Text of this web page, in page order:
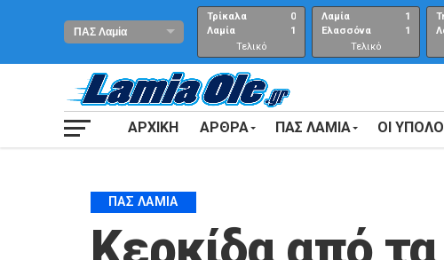
Τρίκαλα
Λαμία
0
1
Τελικό
αποτέλεσμα
Λαμία
Ελασσόνα
1
1
Τελικό
Αποτέλεσμα
ΑΡΧΙΚΗ ΑΡΘΡΑ ΠΑΣ ΛΑΜΙΑ ΟΙ
ΠΑΣ ΛΑΜΊΑ